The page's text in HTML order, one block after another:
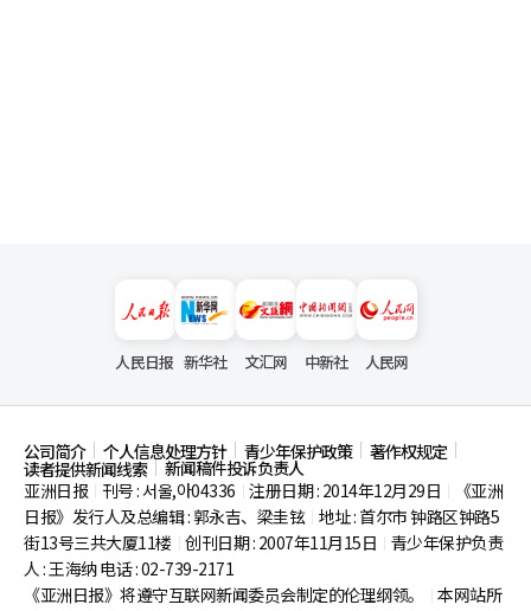
人民日报 新华社 文汇网 中新社 人民网
公司简介 个人信息处理方针 青少年保护政策 著作权规定
读者提供新闻线索
新闻稿件投诉负责人
亚洲日报
刊号 : 서울,아04336 注册日期 : 2014年12月29日
《亚洲
日报》发行人及总编辑 : 郭永吉、梁圭铉 地址 : 首尔市钟路区钟路5
街13号三共大厦11楼 创刊日期 : 2007年11月15日
青少年保护负责
人 : 王海纳 电话 : 02-739-2171
《亚洲日报》将遵守互联网新闻委员会制定的伦理纲领。
本网站所